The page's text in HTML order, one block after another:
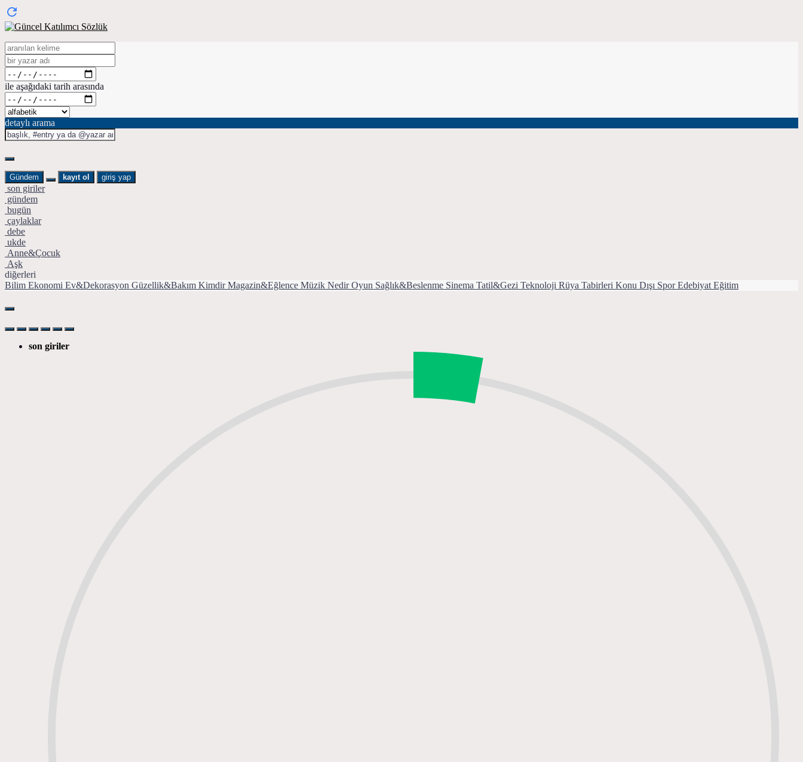
ile aşağıdaki tarih arasında
detaylı arama
Gündem kayıt ol giriş yap
son giriler
gündem
bugün
çaylaklar
debe
ukde
Anne&Çocuk
Aşk
diğerleri
Bilim Ekonomi Ev&Dekorasyon Güzellik&Bakım Kimdir Magazin&Eğlence Müzik Nedir Oyun Sağlık&Beslenme Sinema Tatil&Gezi Teknoloji Rüya Tabirleri Konu Dışı Spor Edebiyat Eğitim
son giriler